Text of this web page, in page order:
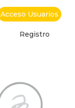
Acceso Usuarios
Registro